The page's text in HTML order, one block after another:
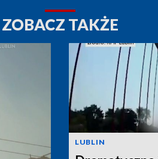
ZOBACZ TAKŻE
LUBLIN